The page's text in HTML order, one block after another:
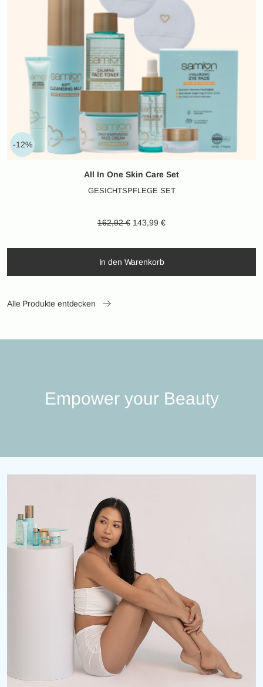
-12%
All In One Skin Care Set
GESICHTSPFLEGE SET
162,92€
Ursprünglicher Preis war:
143,99 €
In den Warenkorb
Alle Produkte entdecken
Empower your Beauty